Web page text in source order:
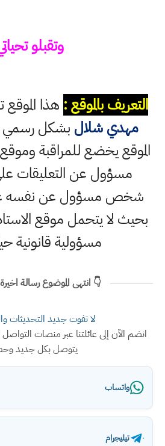
وتقبلو
التعريف بالموقع : هذا الموقع
مهدي شلال بشكل رسمي
الموقع يخضع للمراقبة
مسؤول عن التعليقات
شخص مسؤول عن نفسه عند
بحيث لا يتحمل موقع
مسؤولية قانونية
👇 انتهى الموضوع رسالة
لا تفوت جديد التحديثات
انضم الآن إلى عائلتنا عبر منصات
يتوصل بكل جديد
واتساب
تيليجرام